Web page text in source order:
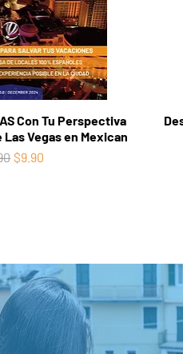
Con Tu Perspectiva
Las Vegas en Mexican
Price
Sale Price
$9.90